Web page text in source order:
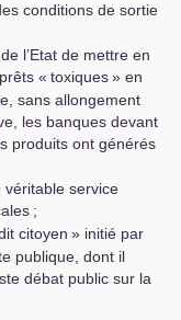
conditions de sortie
l’Etat de mettre en
« toxiques» en
sans allongement
les banques devant
produits ont générés
véritable service
;
citoyen » initié par
publique, dont il
débat public sur la